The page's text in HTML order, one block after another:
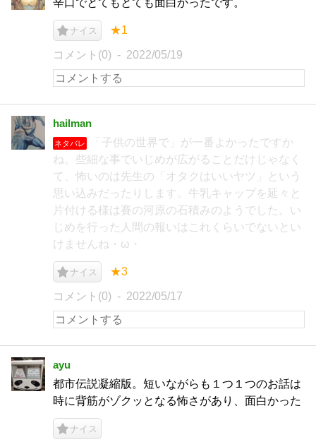
辛口でとてもとても面白かったです。
ナイス ★1
コメント(0) 2022/05/19
hailman
ネタバレ
「子供の世界で」が一番よかったですか
ね。些細な事でいじめが広がることだけじゃなく
て、怖いのは先生の「オタクはいいヤツ」という
思い込みだったりします。牛乳キャップを延々と
片付ける様は賽の河原の石積みのようでした。い
じめを行った人間の報いはこれくらいでないとい
けませんね・ω・
ナイス ★3
コメント(0) 2022/05/17
ayu
都市伝説凝縮版。短いながらも１つ１つのお話は
時に背筋がゾクッとなる怖さがあり、面白かった
ナイス